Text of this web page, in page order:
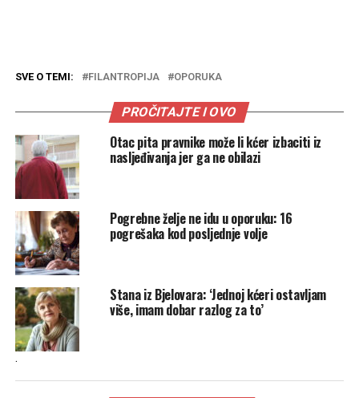
SVE O TEMI: FILANTROPIJA OPORUKA
PROČITAJTE I OVO
Otac pita pravnike može li kćer izbaciti iz
nasljeđivanja jer ga ne obilazi
Pogrebne želje ne idu u oporuku: 16
pogrešaka kod posljednje volje
Stana iz Bjelovara: ‘Jednoj kćeri ostavljam
više, imam dobar razlog za to’
.